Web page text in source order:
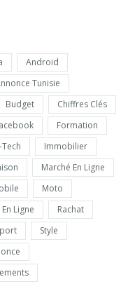
Android
Tunisie
Budget
Chiffres Clés
Formation
Immobilier
Marché En Ligne
Moto
Ligne
Rachat
Style